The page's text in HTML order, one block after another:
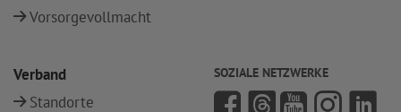
Vorsorgevollmacht
Verband
Standorte
SOZIALE NETZWERKE